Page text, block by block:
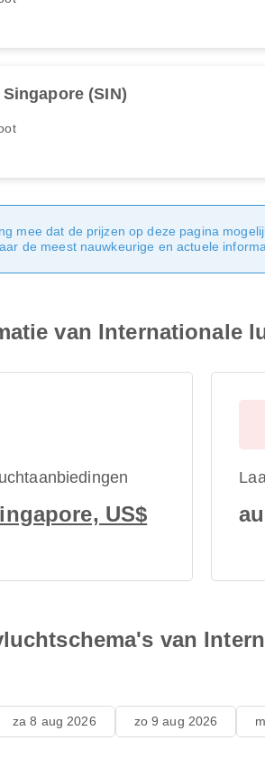
Singapore (SIN)
mee dat de prijzen op deze pagina
de meest nauwkeurige en actuele
van Internationale
US$
van
za 8 aug 2026 zo 9 aug 2026